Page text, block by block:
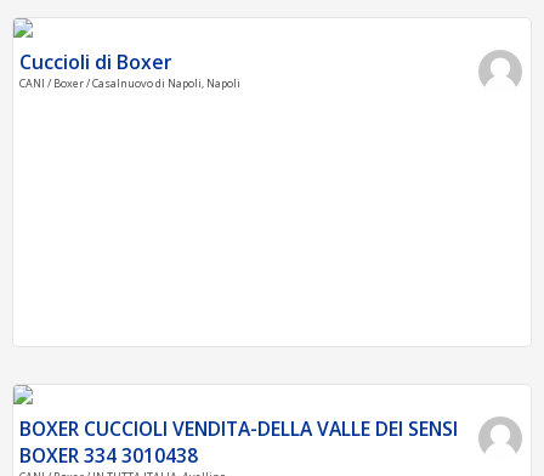
Cuccioli di Boxer
CANI / Boxer / Casalnuovo di Napoli, Napoli
BOXER CUCCIOLI VENDITA-DELLA VALLE DEI SENSI
BOXER 334 3010438